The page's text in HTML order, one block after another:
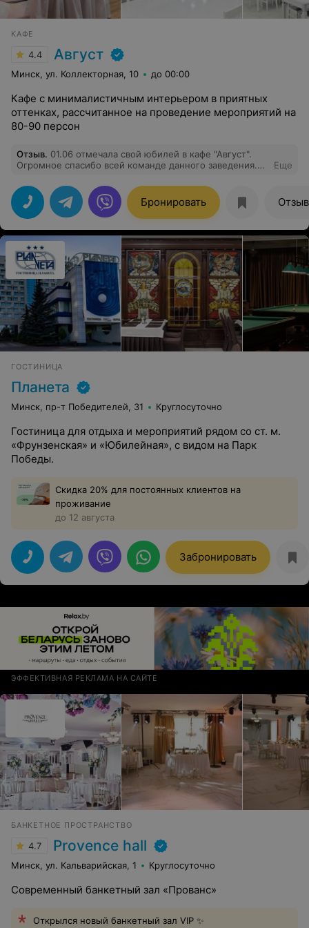
КАФЕ
4.4 Август
Минск, ул. Коллекторная, 10 до 00:00
Кафе с минималистичным интерьером в приятных
оттенках, рассчитанное на проведение мероприятий на
80-90 персон
Отзыв. 01.06 отмечала свой юбилей в кафе "Август".
Огромное спасибо всей команде данного заведения.
в своем деле. Кухня - бомба! Живая музыка - огонь!
Компания из 25 человек получила массу эмоций. Вы
молодцы! Огромная благодарность за помощь в
выборе меню. Стол ломился от разнообразия блюд.
Всё вкусное и сытное. Порции большие. Так держать!
Процветания вашему заведению. Обещаю ещё
вернуться.
Еще
Бронировать
ГОСТИНИЦА
Планета
Минск, пр-т Победителей, 31 Круглосуточно
Гостиница для отдыха и мероприятий рядом со ст. м.
«Фрунзенская» и «Юбилейная», с видом на Парк
Победы.
Скидка 20% для постоянных клиентов на
проживание
до 12 августа
Забронировать
ЭФФЕКТИВНАЯ РЕКЛАМА НА САЙТЕ
БАНКЕТНОЕ ПРОСТРАНСТВО
4.7 Provence hall
Минск, ул. Кальварийская, 1 Круглосуточно
Современный банкетный зал «Прованс»
Открылся новый банкетный зал VIP ✨